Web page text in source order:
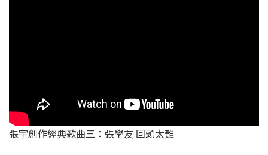
張宇創作經典歌曲三：張學友 回頭太難